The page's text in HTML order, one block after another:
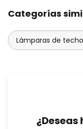
Categorías
Lámparas de